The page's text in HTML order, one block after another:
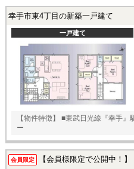
幸手市東4丁目の新築一戸建て
一戸建て
【物件特徴】 ■東武日光線『幸手
ー
会員限定 【会員様限定で公開中！】